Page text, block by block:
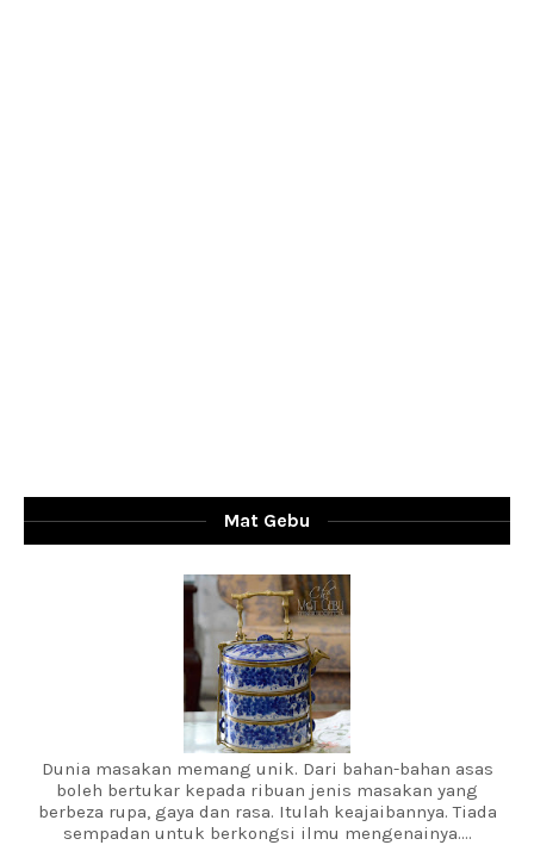
Mat Gebu
Dunia masakan memang unik. Dari bahan-bahan asas
boleh bertukar kepada ribuan jenis masakan yang
berbeza rupa, gaya dan rasa. Itulah keajaibannya. Tiada
sempadan untuk berkongsi ilmu mengenainya....